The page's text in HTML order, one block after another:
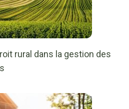
rural dans la gestion des